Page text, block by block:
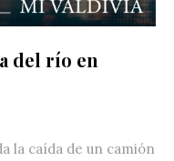
del río en
la caída de un camión